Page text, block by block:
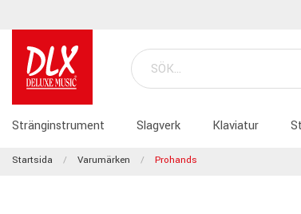
Stränginstrument Slagverk Klaviatur
Startsida Varumärken Prohands